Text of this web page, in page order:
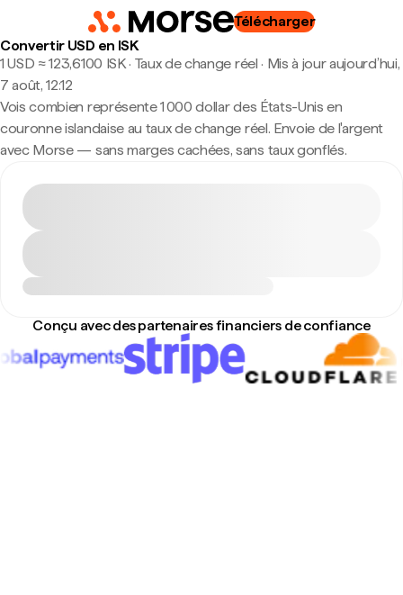
Télécharger
Convertir USD en ISK
1 USD ≈ 123,6100 ISK · Taux de change réel · Mis à jour aujourd’hui,
7 août, 12:12
Vois combien représente 1 000 dollar des États-Unis en
couronne islandaise au taux de change réel. Envoie de l'argent
avec Morse — sans marges cachées, sans taux gonflés.
Conçu avec des partenaires financiers de confiance